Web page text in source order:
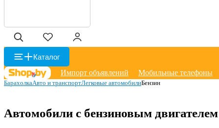
Каталог
Импорт объявлений
Мобильные телефоны
БарахолкаАвто и транспортЛегковые автомобилиБензин
Автомобили с бензиновым двигателем